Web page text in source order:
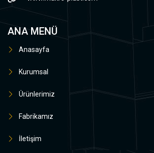
ANA MENÜ
Anasayfa
Kurumsal
Ürünlerimiz
Fabrikamız
İletişim